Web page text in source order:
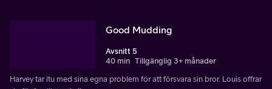
Good Mudding
Avsnitt 5
40 min Tillgänglig 3+ månader
Harvey tar itu med sina egna problem för att försvara sin bror. Louis offrar